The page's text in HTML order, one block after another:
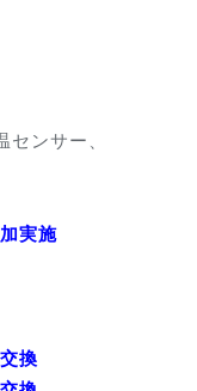
ンサー、
実施
換